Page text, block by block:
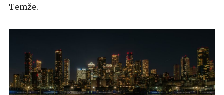
Temže.